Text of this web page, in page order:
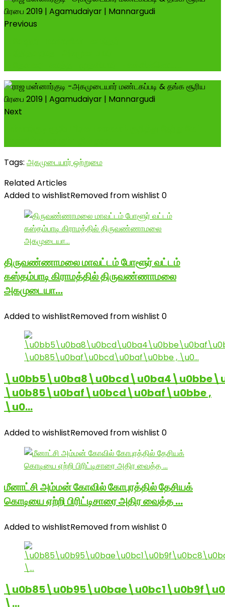
Previous
Next
Tags: அகமுடையார் ஒற்றுமை
Related Articles
Added to wishlistRemoved from wishlist 0
திருவண்ணாமலை மாவட்டம் போளூர் வட்டம்
கஸ்தம்பாடி கிராமத்தில் திருவண்ணாமலை
அகமுடையா…
Added to wishlistRemoved from wishlist 0
\u0b85\u0baf\u0bcd\u0baf\u0bbe ,
\u0…
Added to wishlistRemoved from wishlist 0
மீனாட்சி அம்மன் கோவில் கோபுரத்தில் தேசியக்
கொடியை ஏற்றி பிரிட்டிசாரை அதிர வைத்த …
Added to wishlistRemoved from wishlist 0
\…